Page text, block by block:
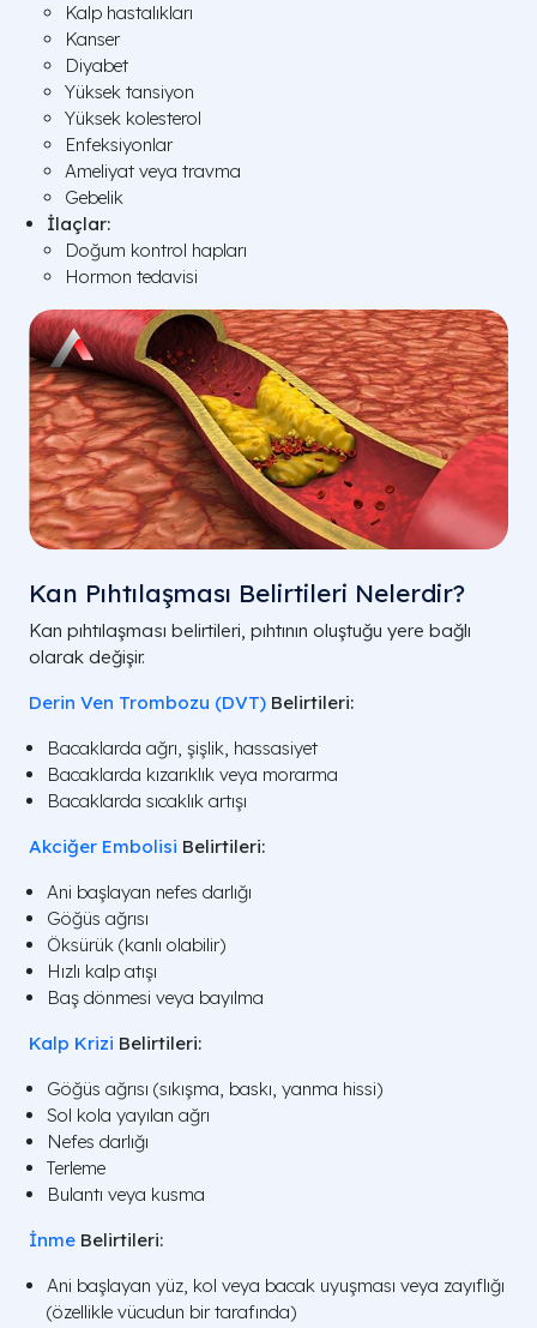
Kalp hastalıkları
Kanser
Diyabet
Yüksek tansiyon
Yüksek kolesterol
Enfeksiyonlar
Ameliyat veya travma
Gebelik
İlaçlar:
Doğum kontrol hapları
Hormon tedavisi
Kan Pıhtılaşması Belirtileri Nelerdir?
Kan pıhtılaşması belirtileri, pıhtının oluştuğu yere bağlı
olarak değişir.
Derin Ven Trombozu (DVT) Belirtileri:
Bacaklarda ağrı, şişlik, hassasiyet
Bacaklarda kızarıklık veya morarma
Bacaklarda sıcaklık artışı
Akciğer Embolisi Belirtileri:
Ani başlayan nefes darlığı
Göğüs ağrısı
Öksürük (kanlı olabilir)
Hızlı kalp atışı
Baş dönmesi veya bayılma
Kalp Krizi Belirtileri:
Göğüs ağrısı (sıkışma, baskı, yanma hissi)
Sol kola yayılan ağrı
Nefes darlığı
Terleme
Bulantı veya kusma
İnme Belirtileri:
Ani başlayan yüz, kol veya bacak uyuşması veya zayıflığı
(özellikle vücudun bir tarafında)